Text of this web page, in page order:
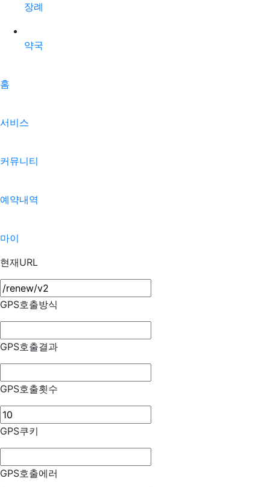
장례
약국
홈
서비스
커뮤니티
예약내역
마이
현재URL
GPS호출방식
GPS호출결과
GPS호출횟수
GPS쿠키
GPS호출에러